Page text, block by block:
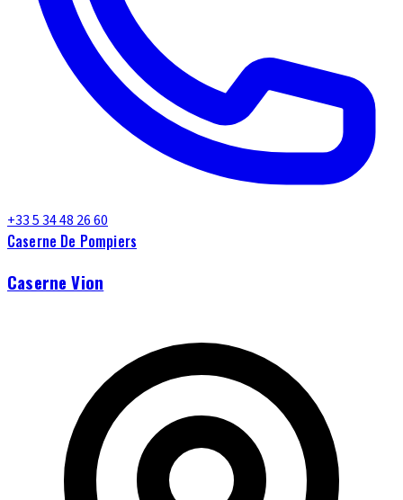
+33 5 34 48 26 60
Caserne De Pompiers
Caserne Vion